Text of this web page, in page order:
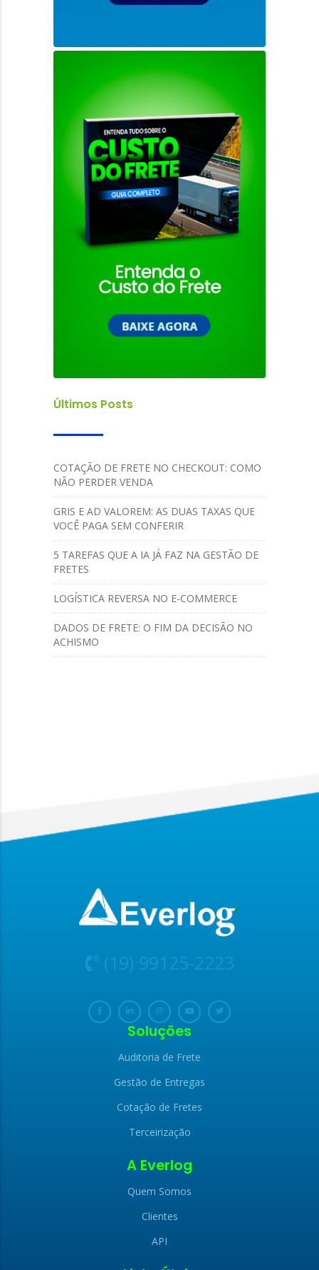
Últimos Posts
COTAÇÃO DE FRETE NO CHECKOUT: COMO
NÃO PERDER VENDA
GRIS E AD VALOREM: AS DUAS TAXAS QUE
VOCÊ PAGA SEM CONFERIR
5 TAREFAS QUE A IA JÁ FAZ NA GESTÃO DE
FRETES
LOGÍSTICA REVERSA NO E-COMMERCE
DADOS DE FRETE: O FIM DA DECISÃO NO
ACHISMO
(19) 99125-2223
Soluções
Auditoria de Frete
Gestão de Entregas
Cotação de Fretes
Terceirização
A Everlog
Quem Somos
Clientes
API